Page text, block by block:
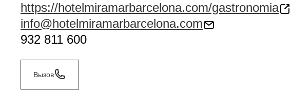
https://hotelmiramarbarcelona.com/gastronomia
info@hotelmiramarbarcelona.com
932 811 600
Вызов